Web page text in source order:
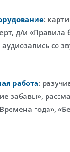
:
д/и «Правила
со
работа:
забавы»,
года»,